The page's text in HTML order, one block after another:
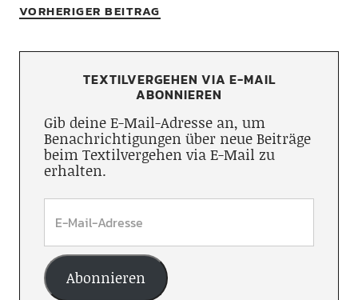
VORHERIGER BEITRAG
TEXTILVERGEHEN VIA E-MAIL
ABONNIEREN
Gib deine E-Mail-Adresse an, um
Benachrichtigungen über neue Beiträge
beim Textilvergehen via E-Mail zu
erhalten.
Abonnieren